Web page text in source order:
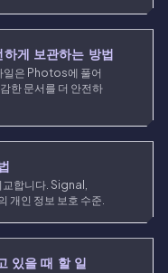
게 보관하는 방법
일은 Photos에 풀어
한 문서를 더 안전하
교합니다. Signal,
인 정보 보호 수준.
있을 때 할 일